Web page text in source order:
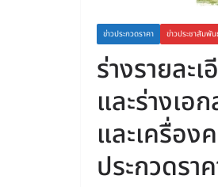
ข่าวประกวดราคา ข่าวประชาสัมพั
ร่างรายละ
และร่างเอ
และเครื่อ
ประกวดร